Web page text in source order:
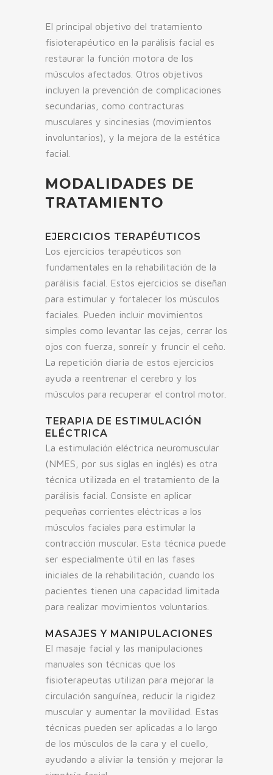
El principal objetivo del tratamiento
fisioterapéutico en la parálisis facial es
restaurar la función motora de los
músculos afectados. Otros objetivos
incluyen la prevención de complicaciones
secundarias, como contracturas
musculares y sincinesias (movimientos
involuntarios), y la mejora de la estética
facial.
MODALIDADES DE
TRATAMIENTO
EJERCICIOS TERAPÉUTICOS
Los ejercicios terapéuticos son
fundamentales en la rehabilitación de la
parálisis facial. Estos ejercicios se diseñan
para estimular y fortalecer los músculos
faciales. Pueden incluir movimientos
simples como levantar las cejas, cerrar los
ojos con fuerza, sonreír y fruncir el ceño.
La repetición diaria de estos ejercicios
ayuda a reentrenar el cerebro y los
músculos para recuperar el control motor.
TERAPIA DE ESTIMULACIÓN
ELÉCTRICA
La estimulación eléctrica neuromuscular
(NMES, por sus siglas en inglés) es otra
técnica utilizada en el tratamiento de la
parálisis facial. Consiste en aplicar
pequeñas corrientes eléctricas a los
músculos faciales para estimular la
contracción muscular. Esta técnica puede
ser especialmente útil en las fases
iniciales de la rehabilitación, cuando los
pacientes tienen una capacidad limitada
para realizar movimientos voluntarios.
MASAJES Y MANIPULACIONES
El masaje facial y las manipulaciones
manuales son técnicas que los
fisioterapeutas utilizan para mejorar la
circulación sanguínea, reducir la rigidez
muscular y aumentar la movilidad. Estas
técnicas pueden ser aplicadas a lo largo
de los músculos de la cara y el cuello,
ayudando a aliviar la tensión y mejorar la